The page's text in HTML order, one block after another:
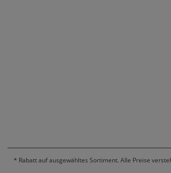
* Rabatt auf ausgewähltes Sortiment. Alle Preise